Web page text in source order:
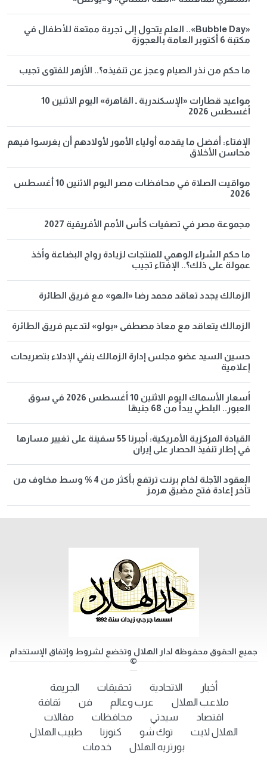
«Bubble Day».. العلم يتحول إلى تجربة ممتعة للأطفال في
مكتبة 6 أكتوبر العامة بالعجوزة
ما حكم من نذر الصيام وعجز عن تنفيذه؟.. الأزهر للفتوى تجيب
مواعيد قطارات «الإسكندرية ـ القاهرة» اليوم الاثنين 10
أغسطس 2026
الإفتاء: أفضل ما يقدمه أولياء الأمور لأولادهم أن يغرسوا فيهم
محاسن الأخلاق
مواقيت الصلاة في محافظات مصر اليوم الاثنين 10 أغسطس
2026
مجموعة مصر في تصفيات كأس الأمم الأفريقية 2027
ما حكم الشراء الوهمي للمنتجات لزيادة رواج البضاعة وأخذ
عمولة على ذلك؟.. الإفتاء تجيب
الزمالك يجدد تعاقد محمد رضا «الهو» مع فريق الطائرة
الزمالك يتعاقد مع معاذ مصطفى «بولو» لتدعيم فريق الطائرة
حسين السيد عضو مجلس إدارة الزمالك ينفي الإدلاء بتصريحات
إعلامية
أسعار الأسماك اليوم الاثنين 10 أغسطس 2026 في سوق
العبور.. البلطي يبدأ من 68 جنيهًا
القيادة المركزية الأمريكية: أجبرنا 55 سفينة على تغيير مسارها
في إطار تنفيذ الحصار على إيران
العقود الآجلة لخام برنت ترتفع بأكثر من 4 % وسط مخاوف من
تأخر إعادة فتح مضيق هرمز
جميع الحقوق محفوظة لدار الهلال وتخضع لشروط وإتفاق الإستخدام
©
أخبار الاتحادية تحقيقات
الجريمة
ملاعب الهلال
عرب وعالم فن
ثقافة
اقتصاد
سيدتي محافظات
مقالات
الهلال لايت
توك شو كنوزنا
طبيب الهلال
بورتريه الهلال
خدمات